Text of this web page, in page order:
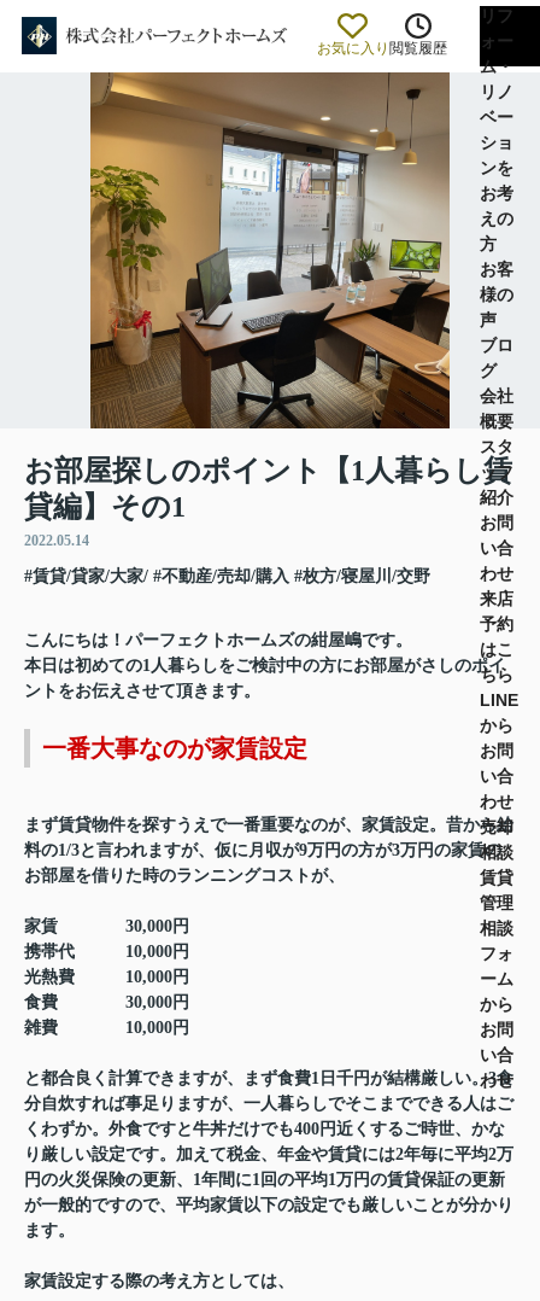
お気に入り 閲覧履歴
リフ
ォー
ム・
リノ
ベー
ショ
ンを
お考
えの
方
お客
様の
声
ブロ
グ
会社
概要
スタ
ッフ
紹介
お問
い合
わせ
来店
予約
はこ
ちら
LINE
から
お問
い合
わせ
売却
相談
賃貸
管理
相談
フォ
ーム
から
お問
い合
わせ
お部屋探しのポイント【1人暮らし賃
貸編】その1
2022.05.14
#賃貸/貸家/大家/ #不動産/売却/購入 #枚方/寝屋川/交野
こんにちは！パーフェクトホームズの紺屋嶋です。
本日は初めての1人暮らしをご検討中の方にお部屋がさしのポイ
ントをお伝えさせて頂きます。
一番大事なのが家賃設定
まず賃貸物件を探すうえで一番重要なのが、家賃設定。昔から給
料の1/3と言われますが、仮に月収が9万円の方が3万円の家賃の
お部屋を借りた時のランニングコストが、
家賃 30,000円
携帯代 10,000円
光熱費 10,000円
食費 30,000円
雑費 10,000円
と都合良く計算できますが、まず食費1日千円が結構厳しい。3食
分自炊すれば事足りますが、一人暮らしでそこまでできる人はご
くわずか。外食ですと牛丼だけでも400円近くするご時世、かな
り厳しい設定です。加えて税金、年金や賃貸には2年毎に平均2万
円の火災保険の更新、1年間に1回の平均1万円の賃貸保証の更新
が一般的ですので、平均家賃以下の設定でも厳しいことが分かり
ます。
家賃設定する際の考え方としては、